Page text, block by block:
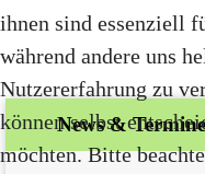
News &
ihnen sind essenziell
während andere uns
Nutzererfahrung zu
können selbst
möchten. Bitte